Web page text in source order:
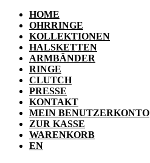
HOME
OHRRINGE
KOLLEKTIONEN
HALSKETTEN
ARMBÄNDER
RINGE
CLUTCH
PRESSE
KONTAKT
MEIN BENUTZERKONTO
ZUR KASSE
WARENKORB
EN